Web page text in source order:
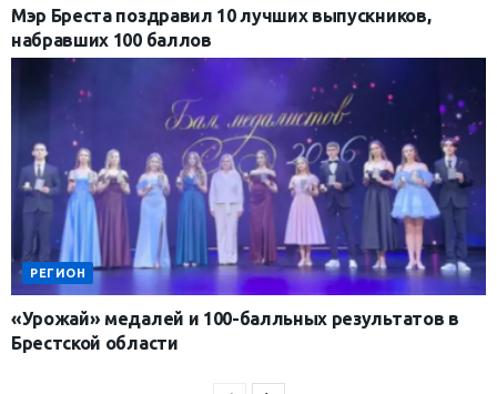
Мэр Бреста поздравил 10 лучших выпускников,
набравших 100 баллов
РЕГИОН
«Урожай» медалей и 100-балльных результатов в
Брестской области